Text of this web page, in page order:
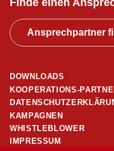
Ansprechpartner
DOWNLOADS
KOOPERATIONS-
KAMPAGNEN
WHISTLEBLOWER
IMPRESSUM